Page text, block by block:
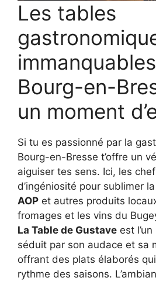
Les tables
Bourg-en-
un moment
Si tu es passionné par la
Bourg-en-Bresse t’offre un
aiguiser tes sens. Ici, les
d’ingéniosité pour sublimer la
AOP et autres produits
fromages et les vins du
La Table de Gustave est
séduit par son audace et sa
offrant des plats élaborés
rythme des saisons.